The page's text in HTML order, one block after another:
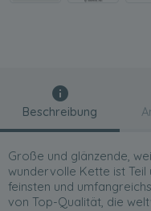
Beschreibung
Große und glänzende,
wundervolle Kette ist Teil
feinsten und
von Top-Qualität, die